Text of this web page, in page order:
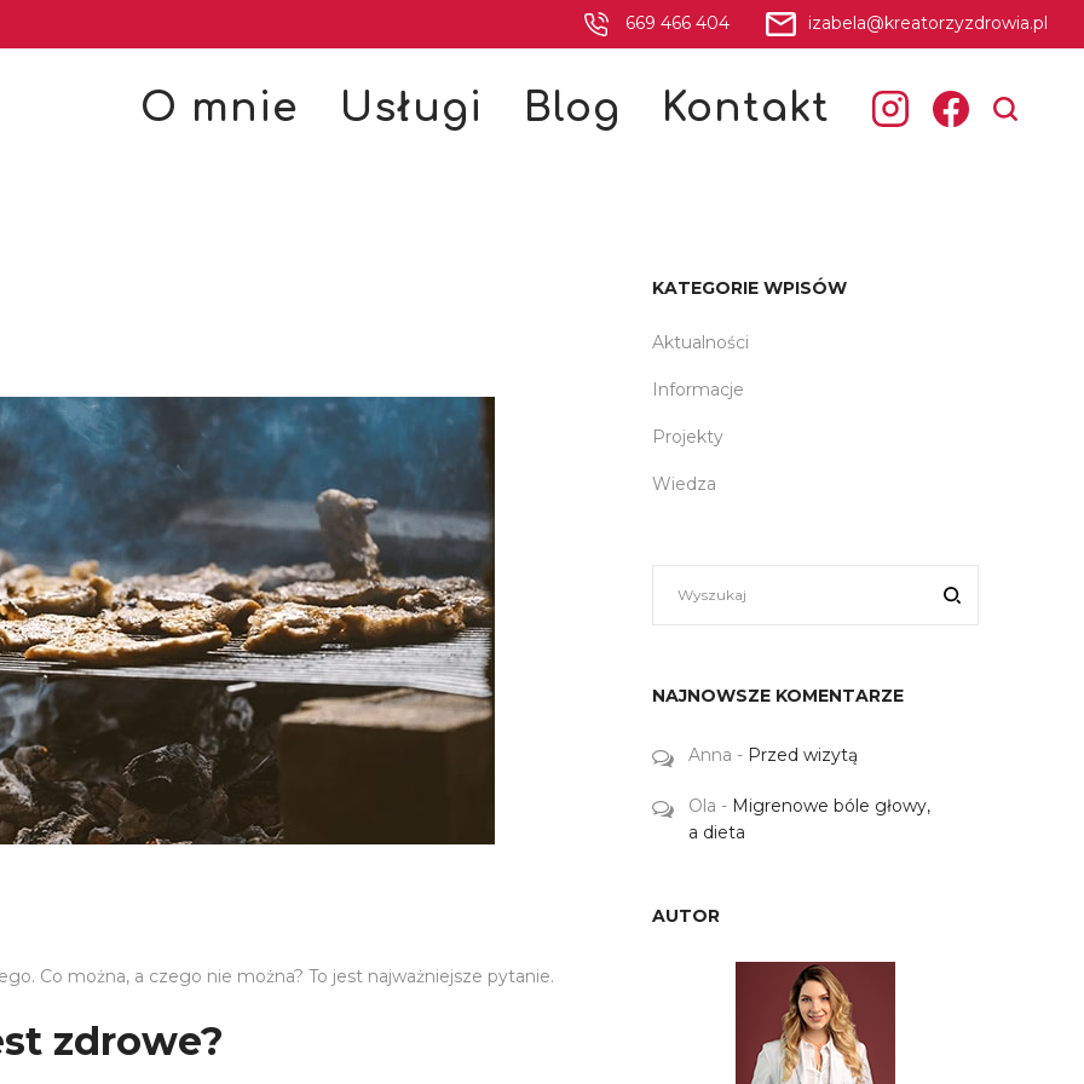
669 466 404 izabela@kreatorzyzdrowia.pl
O mnie Usługi Blog Kontakt
Co można, a czego nie można? To jest najważniejsze pytanie.
zdrowe?
KATEGORIE WPISÓW
Aktualności
Informacje
Projekty
Wiedza
NAJNOWSZE KOMENTARZE
Anna - Przed wizytą
Ola - Migrenowe bóle głowy,
a dieta
AUTOR